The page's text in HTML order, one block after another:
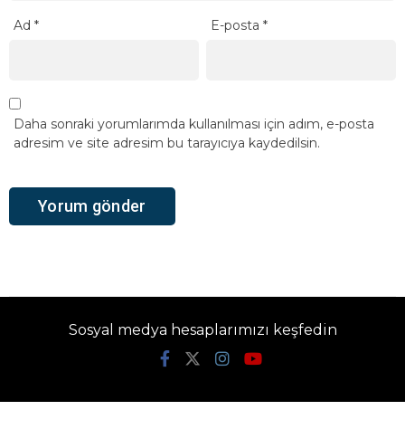
Ad * E-posta*
Daha sonraki yorumlarımda kullanılması için adım, e-posta
adresim ve site adresim bu tarayıcıya kaydedilsin.
Sosyal medya hesaplarımızı keşfedin